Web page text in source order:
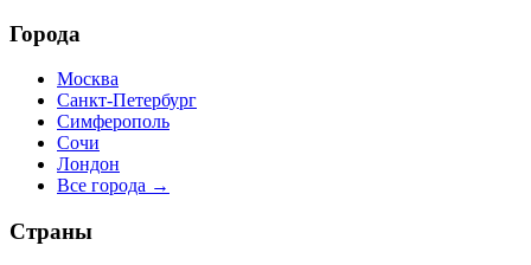
Города
Москва
Санкт-Петербург
Симферополь
Сочи
Лондон
Все города →
Страны